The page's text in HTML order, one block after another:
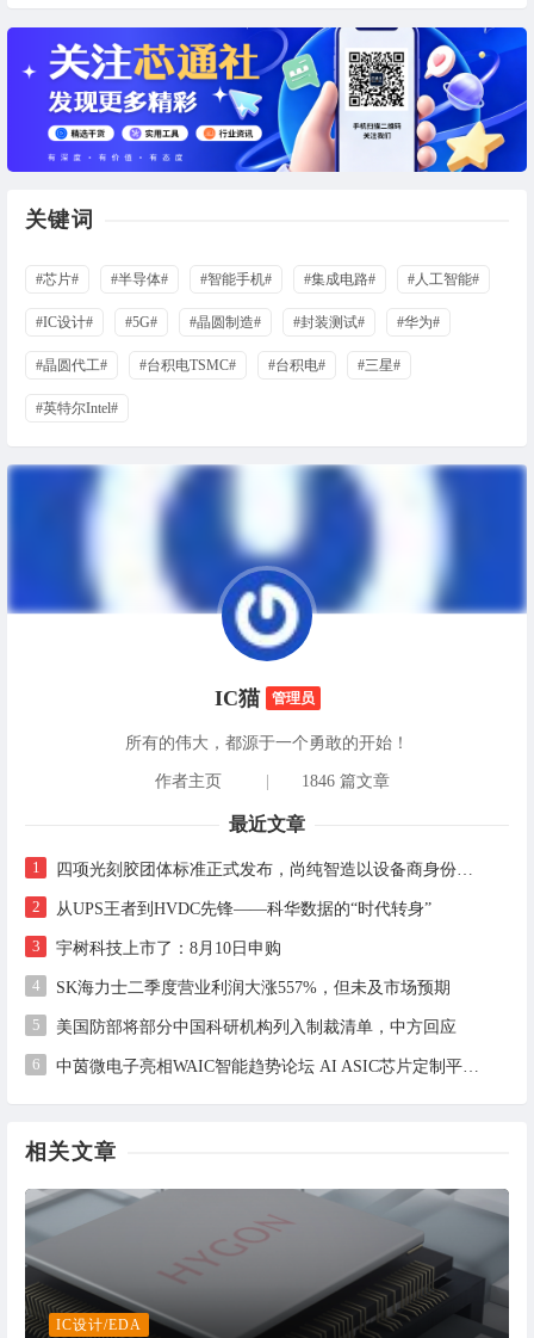
关键词
#芯片# #半导体# #智能手机# #集成电路# #人工智能#
#IC设计# #5G# #晶圆制造# #封装测试# #华为#
#晶圆代工# #台积电TSMC# #台积电# #三星#
#英特尔Intel#
IC猫 管理员
所有的伟大，都源于一个勇敢的开始！
作者主页 1846 篇文章
最近文章
1 四项光刻胶团体标准正式发布，尚纯智造以设备商身份跻身标准起草席
2 从UPS王者到HVDC先锋——科华数据的“时代转身”
3 宇树科技上市了：8月10日申购
4 SK海力士二季度营业利润大涨557%，但未及市场预期
5 美国防部将部分中国科研机构列入制裁清单，中方回应
6 中茵微电子亮相WAIC智能趋势论坛 AI ASIC芯片定制平台赋能工业AI落地
相关文章
IC设计/EDA